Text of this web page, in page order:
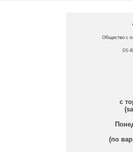
Общество с
05-
с
(по